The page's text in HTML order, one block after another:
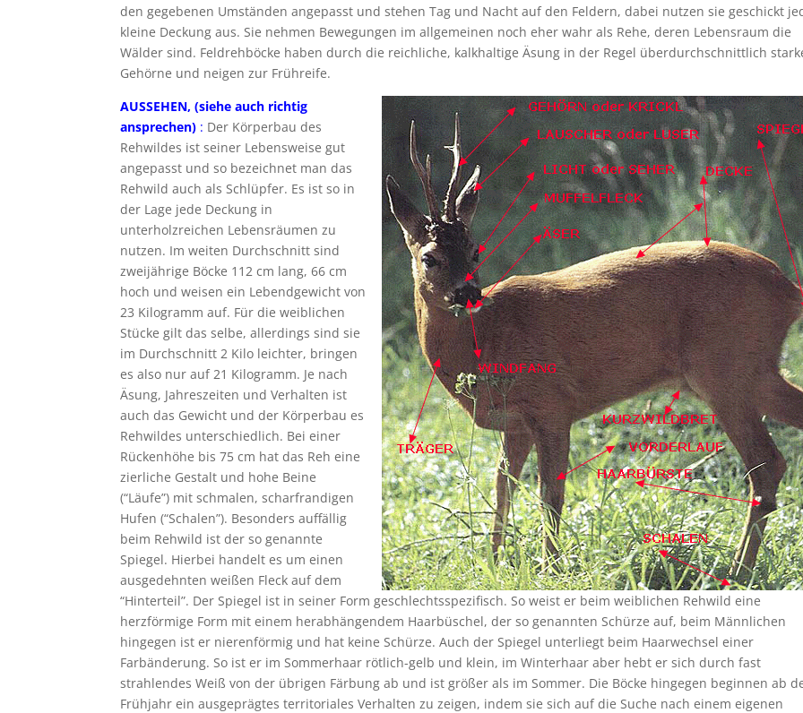
den gegebenen Umständen angepasst und stehen Tag und Nacht auf den Feldern, dabei nutzen sie geschickt
kleine Deckung aus. Sie nehmen Bewegungen im allgemeinen noch eher wahr als Rehe, deren Lebensraum die
Wälder sind. Feldrehböcke haben durch die reichliche, kalkhaltige Äsung in der Regel überdurchschnittlich
Gehörne und neigen zur Frühreife.
AUSSEHEN, (siehe auch richtig
ansprechen) : Der Körperbau des
Rehwildes ist seiner Lebensweise gut
angepasst und so bezeichnet man das
Rehwild auch als Schlüpfer. Es ist so in
der Lage jede Deckung in
unterholzreichen Lebensräumen zu
nutzen. Im weiten Durchschnitt sind
zweijährige Böcke 112 cm lang, 66 cm
hoch und weisen ein Lebendgewicht von
23 Kilogramm auf. Für die weiblichen
Stücke gilt das selbe, allerdings sind sie
im Durchschnitt 2 Kilo leichter, bringen
es also nur auf 21 Kilogramm. Je nach
Äsung, Jahreszeiten und Verhalten ist
auch das Gewicht und der Körperbau es
Rehwildes unterschiedlich. Bei einer
Rückenhöhe bis 75 cm hat das Reh eine
zierliche Gestalt und hohe Beine
(“Läufe”) mit schmalen, scharfrandigen
Hufen (“Schalen”). Besonders auffällig
beim Rehwild ist der so genannte
Spiegel. Hierbei handelt es um einen
ausgedehnten weißen Fleck auf dem
“Hinterteil”. Der Spiegel ist in seiner Form geschlechtsspezifisch. So weist er beim weiblichen Rehwild eine
herzförmige Form mit einem herabhängendem Haarbüschel, der so genannten Schürze auf, beim Männlichen
hingegen ist er nierenförmig und hat keine Schürze. Auch der Spiegel unterliegt beim Haarwechsel einer
Farbänderung. So ist er im Sommerhaar rötlich-gelb und klein, im Winterhaar aber hebt er sich durch fast
strahlendes Weiß von der übrigen Färbung ab und ist größer als im Sommer. Die Böcke hingegen beginnen ab
Frühjahr ein ausgeprägtes territoriales Verhalten zu zeigen, indem sie sich auf die Suche nach einem eigenen